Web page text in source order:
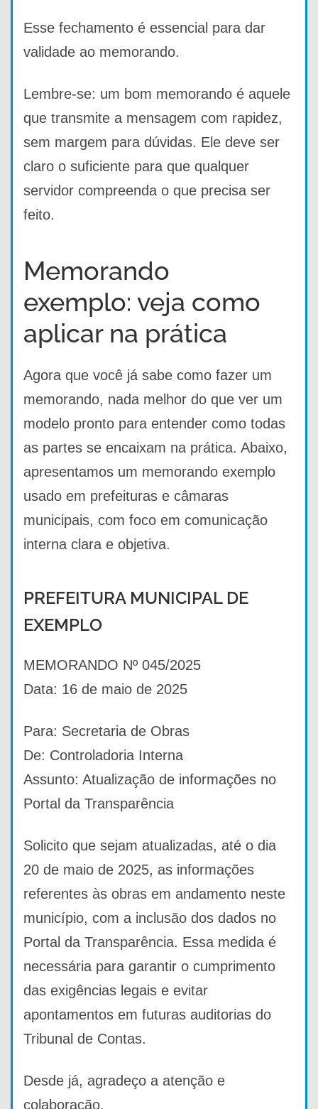
Esse fechamento é essencial para dar
validade ao memorando.
Lembre-se: um bom memorando é aquele
que transmite a mensagem com rapidez,
sem margem para dúvidas. Ele deve ser
claro o suficiente para que qualquer
servidor compreenda o que precisa ser
feito.
Memorando
exemplo: veja como
aplicar na prática
Agora que você já sabe como fazer um
memorando, nada melhor do que ver um
modelo pronto para entender como todas
as partes se encaixam na prática. Abaixo,
apresentamos um memorando exemplo
usado em prefeituras e câmaras
municipais, com foco em comunicação
interna clara e objetiva.
PREFEITURA MUNICIPAL DE
EXEMPLO
MEMORANDO Nº 045/2025
Data: 16 de maio de 2025
Para: Secretaria de Obras
De: Controladoria Interna
Assunto: Atualização de informações no
Portal da Transparência
Solicito que sejam atualizadas, até o dia
20 de maio de 2025, as informações
referentes às obras em andamento neste
município, com a inclusão dos dados no
Portal da Transparência. Essa medida é
necessária para garantir o cumprimento
das exigências legais e evitar
apontamentos em futuras auditorias do
Tribunal de Contas.
Desde já, agradeço a atenção e
colaboração.